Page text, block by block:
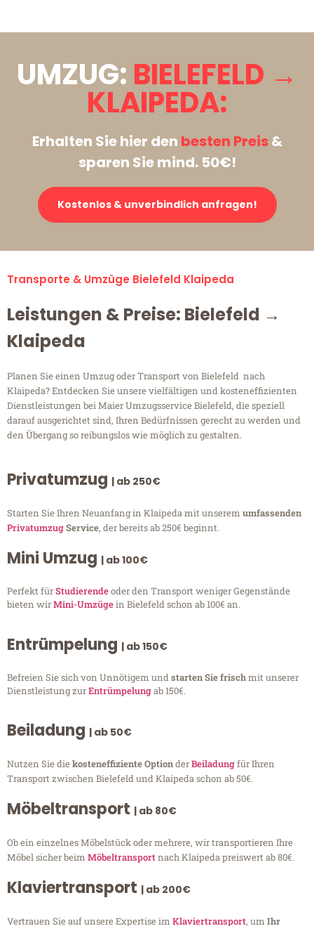
UMZUG: BIELEFELD →
KLAIPEDA:
Erhalten Sie hier den besten Preis&
sparen Sie mind. 50€!
Kostenlos & unverbindlich anfragen!
Transporte & Umzüge Bielefeld Klaipeda
Leistungen & Preise: Bielefeld →
Klaipeda
Planen Sie einen Umzug oder Transport von Bielefeld nach
Klaipeda? Entdecken Sie unsere vielfältigen und kosteneffizienten
Dienstleistungen bei Maier Umzugsservice Bielefeld, die speziell
darauf ausgerichtet sind, Ihren Bedürfnissen gerecht zu werden und
den Übergang so reibungslos wie möglich zu gestalten.
Privatumzug | ab 250€
Starten Sie Ihren Neuanfang in Klaipeda mit unserem umfassenden
PrivatumzugService, der bereits ab 250€ beginnt.
Mini Umzug | ab 100€
Perfekt fürStudierendeoder den Transport weniger Gegenstände
bieten wirMini-Umzügein Bielefeld schon ab 100€ an.
Entrümpelung | ab 150€
Befreien Sie sich von Unnötigem undstarten Sie frischmit unserer
Dienstleistung zurEntrümpelungab 150€.
Beiladung | ab 50€
Nutzen Sie diekosteneffiziente OptionderBeiladungfür Ihren
Transport zwischen Bielefeld und Klaipeda schon ab 50€.
Möbeltransport | ab 80€
Ob ein einzelnes Möbelstück oder mehrere, wir transportieren Ihre
Möbel sicher beim Möbeltransportnach Klaipeda preiswert ab 80€.
Klaviertransport | ab 200€
Vertrauen Sie auf unsere Expertise im Klaviertransport, um Ihr